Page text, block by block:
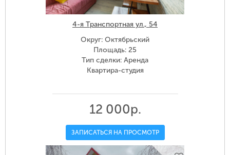
4-я Транспортная ул., 54
Округ: Октябрьский
Площадь: 25
Тип сделки: Аренда
Квартира-студия
12 000р.
ЗАПИСАТЬСЯ НА ПРОСМОТР